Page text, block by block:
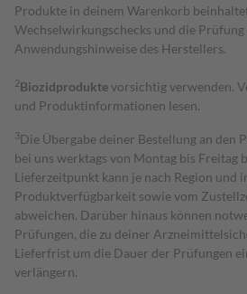
Produkte in deinem Warenkorb
Wechselwirkungschecks und die
Anwendungshinweise des Herstellers.
2Biozidproduktevorsichtig verwenden.
und Produktinformationen lesen.
3Die Übergabe deiner Bestellung an den
bei uns werktags von Montag bis Freitag
Lieferzeitpunkt kann je nach Region und
Produktverfügbarkeit sowie vom
abweichen. Darüber hinaus können
Prüfungen, die zu deiner
Lieferfrist um die Dauer der Prüfungen
verlängern.